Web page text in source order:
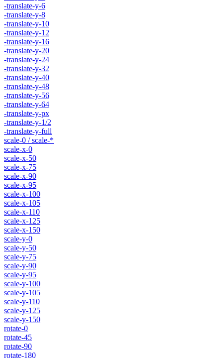
-translate-y-6
-translate-y-8
-translate-y-10
-translate-y-12
-translate-y-16
-translate-y-20
-translate-y-24
-translate-y-32
-translate-y-40
-translate-y-48
-translate-y-56
-translate-y-64
-translate-y-px
-translate-y-1/2
-translate-y-full
scale-0 / scale-*
scale-x-0
scale-x-50
scale-x-75
scale-x-90
scale-x-95
scale-x-100
scale-x-105
scale-x-110
scale-x-125
scale-x-150
scale-y-0
scale-y-50
scale-y-75
scale-y-90
scale-y-95
scale-y-100
scale-y-105
scale-y-110
scale-y-125
scale-y-150
rotate-0
rotate-45
rotate-90
rotate-180